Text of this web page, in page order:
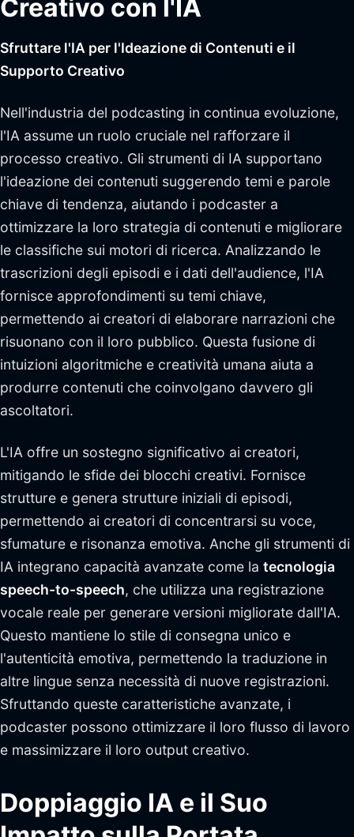
Creativo con l'IA
Sfruttare l'IA per l'Ideazione di Contenuti e il
Supporto Creativo
Nell'industria del podcasting in continua evoluzione,
l'IA assume un ruolo cruciale nel rafforzare il
processo creativo. Gli strumenti di IA supportano
l'ideazione dei contenuti suggerendo temi e parole
chiave di tendenza, aiutando i podcaster a
ottimizzare la loro strategia di contenuti e migliorare
le classifiche sui motori di ricerca. Analizzando le
trascrizioni degli episodi e i dati dell'audience, l'IA
fornisce approfondimenti su temi chiave,
permettendo ai creatori di elaborare narrazioni che
risuonano con il loro pubblico. Questa fusione di
intuizioni algoritmiche e creatività umana aiuta a
produrre contenuti che coinvolgano davvero gli
ascoltatori.
L'IA offre un sostegno significativo ai creatori,
mitigando le sfide dei blocchi creativi. Fornisce
strutture e genera strutture iniziali di episodi,
permettendo ai creatori di concentrarsi su voce,
sfumature e risonanza emotiva. Anche gli strumenti di
IA integrano capacità avanzate come la tecnologia
speech-to-speech, che utilizza una registrazione
vocale reale per generare versioni migliorate dall'IA.
Questo mantiene lo stile di consegna unico e
l'autenticità emotiva, permettendo la traduzione in
altre lingue senza necessità di nuove registrazioni.
Sfruttando queste caratteristiche avanzate, i
podcaster possono ottimizzare il loro flusso di lavoro
e massimizzare il loro output creativo.
Doppiaggio IA e il Suo